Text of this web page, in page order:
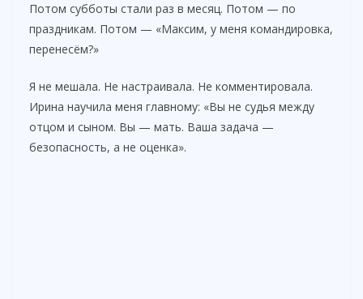
Потом субботы стали раз в месяц. Потом — по
праздникам. Потом — «Максим, у меня командировка,
перенесём?»
Я не мешала. Не настраивала. Не комментировала.
Ирина научила меня главному: «Вы не судья между
отцом и сыном. Вы — мать. Ваша задача —
безопасность, а не оценка».